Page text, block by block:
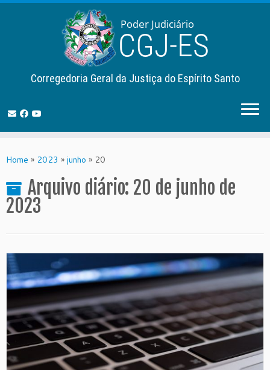
to
Corregedoria Geral da Justiça do Espírito Santo
Home » 2023 » junho » 20
Arquivo diário: 20 de junho de
2023